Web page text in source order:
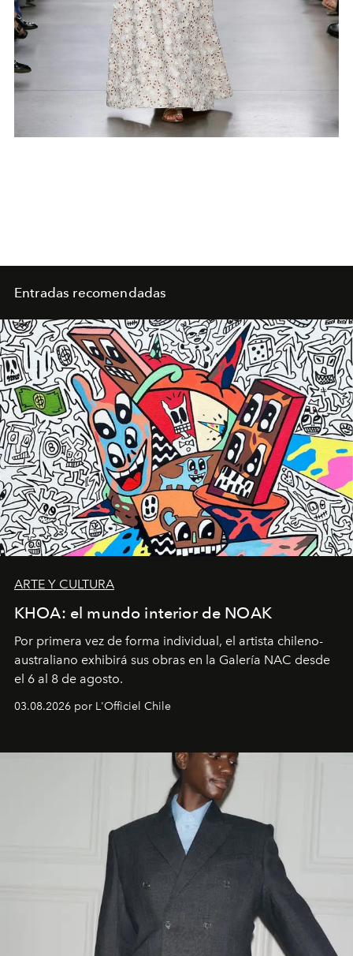
Entradas recomendadas
ARTE Y CULTURA
KHOA: el mundo interior de NOAK
Por primera vez de forma individual, el artista chileno-
australiano exhibirá sus obras en la Galería NAC desde
el 6 al 8 de agosto.
03.08.2026 por L'Officiel Chile